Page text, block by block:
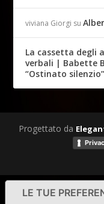
viviana Giorgi su
La cassetta degli
verbali | Babette
“Ostinato
Progettato da
LE TUE